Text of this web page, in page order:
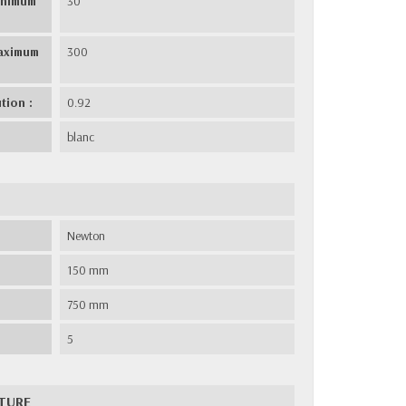
300
: 0.92
blanc
Newton
150 mm
750 mm
5